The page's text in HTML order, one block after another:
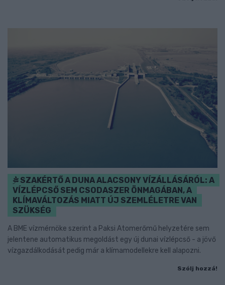
SZAKÉRTŐ A DUNA ALACSONY VÍZÁLLÁSÁRÓL: A
VÍZLÉPCSŐ SEM CSODASZER ÖNMAGÁBAN, A
KLÍMAVÁLTOZÁS MIATT ÚJ SZEMLÉLETRE VAN
SZÜKSÉG
A BME vízmérnöke szerint a Paksi Atomerőmű helyzetére sem
jelentene automatikus megoldást egy új dunai vízlépcső - a jövő
vízgazdálkodását pedig már a klímamodellekre kell alapozni.
Szólj hozzá!